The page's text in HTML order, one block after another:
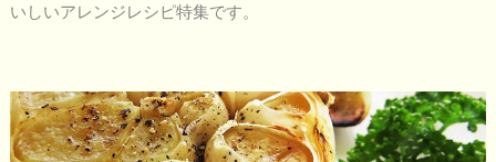
いしいアレンジレシピ特集です。